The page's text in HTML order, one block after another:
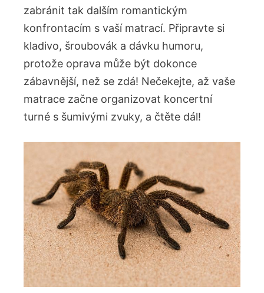
zabránit tak dalším⁣ romantickým⁣
konfrontacím s vaší ‌matrací. Připravte si
kladivo, ‍šroubovák a‌ dávku humoru,
protože oprava⁣ může⁢ být dokonce
zábavnější, než se zdá! Nečekejte, až vaše
⁢matrace začne organizovat‍ koncertní
turné s šumivými zvuky, a ‍čtěte dál!